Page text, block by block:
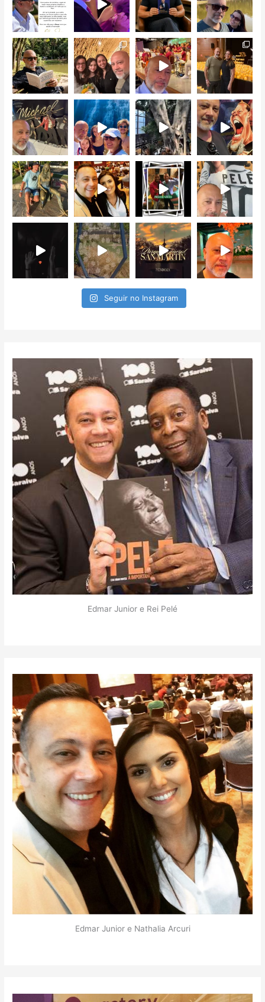
Seguir no Instagram
Edmar Junior e Rei Pelé
Edmar Junior e Nathalia Arcuri